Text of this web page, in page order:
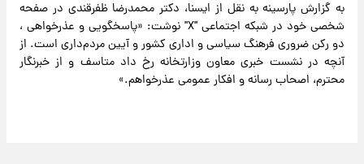
به گزارش پارسینه به نقل از ایسنا، دکتر محمدرضا ظفرقندی در صفحه
شخصی خود در شبکه اجتماعی "X" نوشت: «پاسخگویی و عذرخواهی ،
دو رکن ضروری فرهنگ سیاسی و اداری کشور و آیین مردم‌داری است. از
آنچه در نشست خبری معاون وزارتخانه رخ داد متاسف و از خبرنگار
محترم، اصحاب رسانه و افکار عمومی عذرخواهم.»